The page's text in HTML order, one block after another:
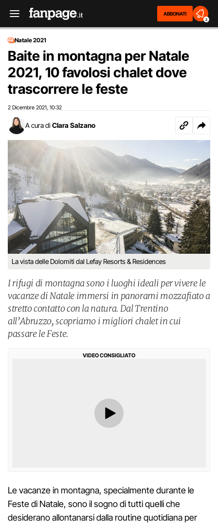
ABBONATI
2
Natale 2021
Baite in montagna per Natale
2021, 10 favolosi chalet dove
trascorrere le feste
2 Dicembre 2021 10:32
A cura di Clara Salzano
La vista delle Dolomiti dal Lefay Resorts & Residences
I rifugi di montagna sono i luoghi ideali per vivere le
vacanze di Natale immersi in panorami mozzafiato a
stretto contatto con la natura. Dal Trentino
all’Abruzzo, scopriamo i migliori chalet in cui
passare le Feste.
VIDEO CONSIGLIATO
Le vacanze in montagna, specialmente durante le
Feste di Natale, sono il sogno di tutti quelli che
desiderano allontanarsi dalla routine quotidiana per